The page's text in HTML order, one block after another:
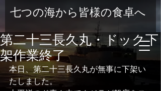
七つの海から皆様の食卓へ
第二十三長久丸・ドック下
架作業終了
本日、第二十三長久丸が無事に下架い
たしました。